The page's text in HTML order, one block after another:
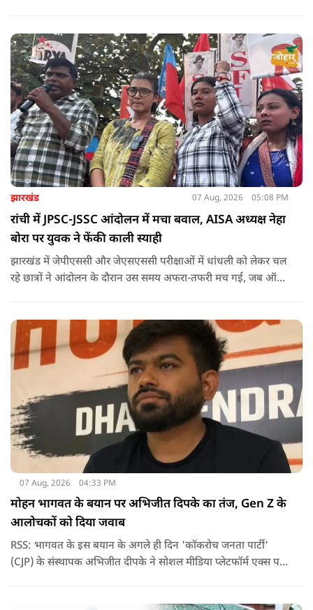
झारखंड 07 Aug, 2026 05:08 PM
रांची में JPSC-JSSC आंदोलन में मचा बवाल, AISA अध्यक्ष नेहा
बोरा पर युवक ने फेंकी काली स्याही
झारखंड में जेपीएससी और जेएसएससी परीक्षाओं में धांधली को लेकर चल
रहे छात्रों ने आंदोलन के दौरान उस समय अफरा-तफरी मच गई, जब ऑल
07 Aug, 2026 04:33 PM
मोहन भागवत के बयान पर अभिजीत दिपके का तंज, Gen Z के
आलोचकों को दिया जवाब
RSS: भागवत के इस बयान के अगले ही दिन 'कॉकरोच जनता पार्टी'
(CJP) के संस्थापक अभिजीत दीपके ने सोशल मीडिया प्लेटफॉर्म एक्स पर